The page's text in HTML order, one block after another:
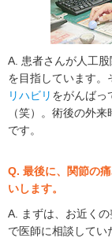
A. 患者さんが人工
を目指しています。
リハビリ をがんばっ
（笑）。術後の外
です。
Q. 最後に、関節の
いします。
A. まずは、お近く
で医師に相談してい